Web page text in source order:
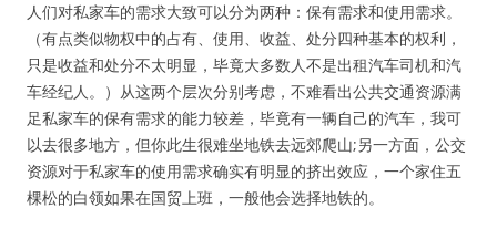
人们对私家车的需求大致可以分为两种：保有需求和使用需求。
（有点类似物权中的占有、使用、收益、处分四种基本的权利，
只是收益和处分不太明显，毕竟大多数人不是出租汽车司机和汽
车经纪人。）从这两个层次分别考虑，不难看出公共交通资源满
足私家车的保有需求的能力较差，毕竟有一辆自己的汽车，我可
以去很多地方，但你此生很难坐地铁去远郊爬山;另一方面，公交
资源对于私家车的使用需求确实有明显的挤出效应，一个家住五
棵松的白领如果在国贸上班，一般他会选择地铁的。